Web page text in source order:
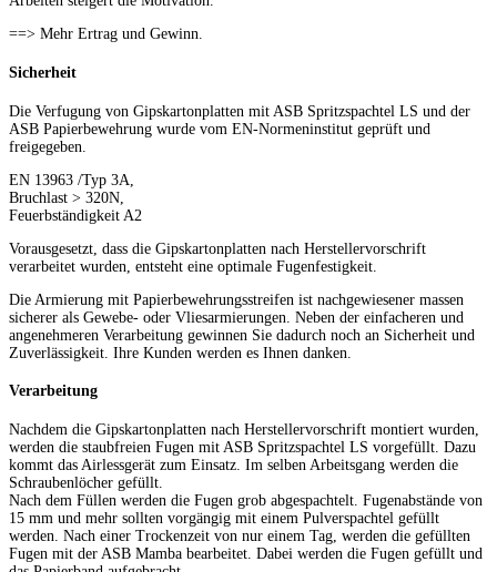
==> Mehr Ertrag und Gewinn.
Sicherheit
Die Verfugung von Gipskartonplatten mit ASB Spritzspachtel LS und der
ASB Papierbewehrung wurde vom EN-Normeninstitut geprüft und
freigegeben.
EN 13963 /Typ 3A,
Bruchlast > 320N,
Feuerbständigkeit A2
Vorausgesetzt, dass die Gipskartonplatten nach Herstellervorschrift
verarbeitet wurden, entsteht eine optimale Fugenfestigkeit.
Die Armierung mit Papierbewehrungsstreifen ist nachgewiesener massen
sicherer als Gewebe- oder Vliesarmierungen. Neben der einfacheren und
angenehmeren Verarbeitung gewinnen Sie dadurch noch an Sicherheit und
Zuverlässigkeit. Ihre Kunden werden es Ihnen danken.
Verarbeitung
Nachdem die Gipskartonplatten nach Herstellervorschrift montiert wurden,
werden die staubfreien Fugen mit ASB Spritzspachtel LS vorgefüllt. Dazu
kommt das Airlessgerät zum Einsatz. Im selben Arbeitsgang werden die
Schraubenlöcher gefüllt.
Nach dem Füllen werden die Fugen grob abgespachtelt. Fugenabstände von
15 mm und mehr sollten vorgängig mit einem Pulverspachtel gefüllt
werden. Nach einer Trockenzeit von nur einem Tag, werden die gefüllten
Fugen mit der ASB Mamba bearbeitet. Dabei werden die Fugen gefüllt und